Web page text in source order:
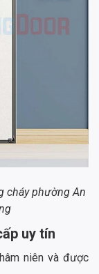
cháy phường An
uy tín
niên và được